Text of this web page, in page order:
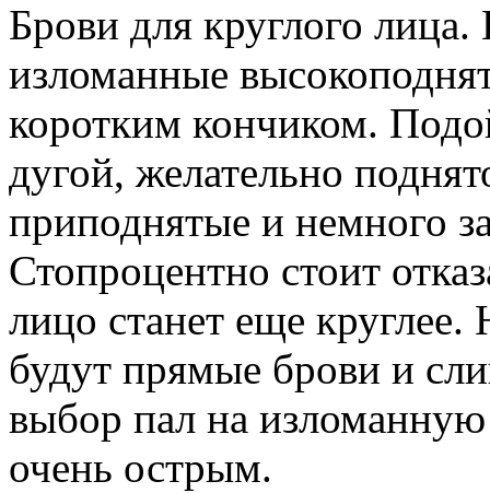
Брови для круглого лица.
изломанные
коротким кончиком.
дугой, желательно
приподнятые и немного
Стопроцентно стоит
лицо станет еще
будут прямые брови и
выбор пал на
очень острым.